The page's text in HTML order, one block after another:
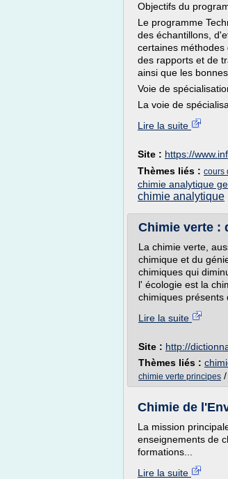
Objectifs du
Le programme
des échantillons,
certaines
des rapports et de
ainsi que les
Voie de
La voie de
Lire la suite
Site : https://
Thèmes liés : cours
chimie analytique
chimie analytique
Chimie verte :
La chimie verte,
chimique et du
chimiques qui
l' écologie est la
chimiques présents
Lire la suite
Site : http://
Thèmes liés :
chimie verte principes /
Chimie de
La mission
enseignements de
formations...
Lire la suite